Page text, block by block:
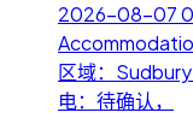
2026-08-07
区域：
电：待确认，